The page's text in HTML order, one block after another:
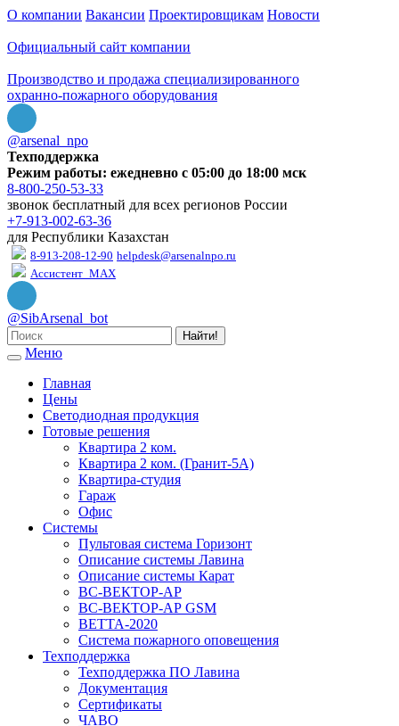
О компании Вакансии Проектировщикам Новости
Официальный сайт компании
Производство и продажа специализированного
охранно-пожарного оборудования
@arsenal_npo
Техподдержка
Режим работы: ежедневно с 05:00 до 18:00 мск
8-800-250-53-33
звонок бесплатный для всех регионов России
+7-913-002-63-36
для Республики Казахстан
8-913-208-12-90 helpdesk@arsenalnpo.ru
Ассистент_MAX
@SibArsenal_bot
Найти!
Меню
Главная
Цены
Светодиодная продукция
Готовые решения
Квартира 2 ком.
Квартира 2 ком. (Гранит-5А)
Квартира-студия
Гараж
Офис
Системы
Пультовая система Горизонт
Описание системы Лавина
Описание системы Карат
ВС-ВЕКТОР-АР
ВС-ВЕКТОР-АР GSM
ВЕТТА-2020
Система пожарного оповещения
Техподдержка
Техподдержка ПО Лавина
Документация
Сертификаты
ЧАВО